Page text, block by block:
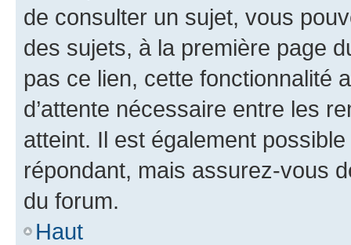
de consulter un sujet, vous
des sujets, à la première page
pas ce lien, cette fonctionnalité
d’attente nécessaire entre les
atteint. Il est également
répondant, mais assurez-vous
du forum.
Haut